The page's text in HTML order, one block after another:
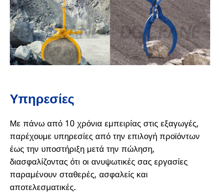
Υπηρεσίες
Με πάνω από 10 χρόνια εμπειρίας στις εξαγωγές,
παρέχουμε υπηρεσίες από την επιλογή προϊόντων
έως την υποστήριξη μετά την πώληση,
διασφαλίζοντας ότι οι ανυψωτικές σας εργασίες
παραμένουν σταθερές, ασφαλείς και
αποτελεσματικές.